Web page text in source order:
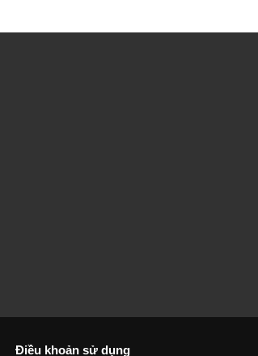
Điều khoản sử dụng